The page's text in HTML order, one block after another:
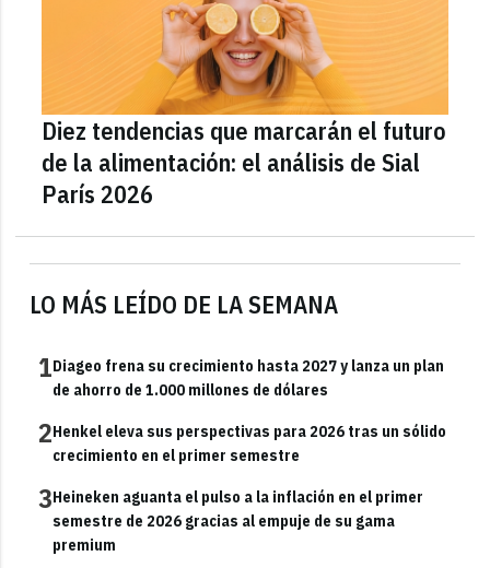
LO MÁS LEÍDO DE LA SEMANA
1Diageo frena su crecimiento hasta 2027 y lanza un plan
de ahorro de 1.000 millones de dólares
2Henkel eleva sus perspectivas para 2026 tras un sólido
crecimiento en el primer semestre
3Heineken aguanta el pulso a la inflación en el primer
semestre de 2026 gracias al empuje de su gama
premium
Diez tendencias que marcarán el futuro
de la alimentación: el análisis de Sial
París 2026